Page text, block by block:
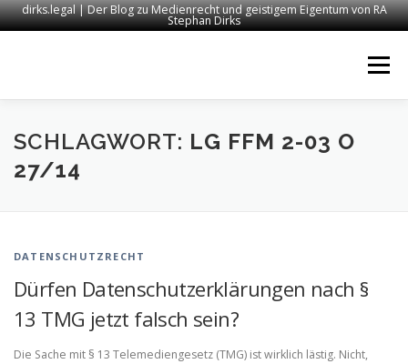
dirks.legal | Der Blog zu Medienrecht und geistigem Eigentum von RA
Stephan Dirks
Menü
START KONTAKT RECHTSANWALT DIRKS
SCHLAGWORT: LG FFM 2-03 O
27/14
DATENSCHUTZRECHT
Dürfen Datenschutzerklärungen nach §
13 TMG jetzt falsch sein?
Die Sache mit § 13 Telemediengesetz (TMG) ist wirklich lästig. Nicht,